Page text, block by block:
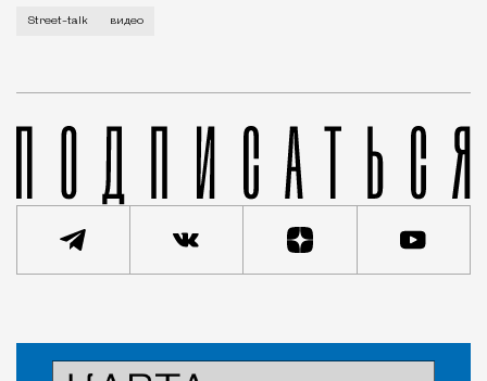
Street-talk видео
Город